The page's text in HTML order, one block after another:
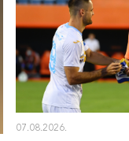
07.08.2026.